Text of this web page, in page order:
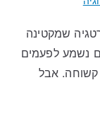
שמקטינה
נשמע לפעמים
אבל